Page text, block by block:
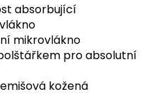
absorbující
mikrovlákno
pro absolutní
kožená